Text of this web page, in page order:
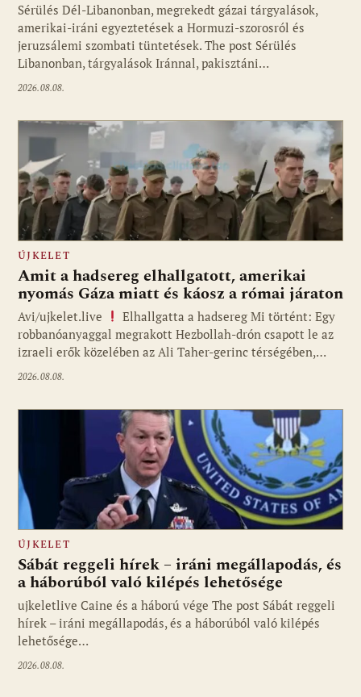
Sérülés Dél-Libanonban, megrekedt gázai tárgyalások,
amerikai-iráni egyeztetések a Hormuzi-szorosról és
jeruzsálemi szombati tüntetések. The post Sérülés
Libanonban, tárgyalások Iránnal, pakisztáni…
2026.08.08.
ÚJKELET
Amit a hadsereg elhallgatott, amerikai
nyomás Gáza miatt és káosz a római járaton
Avi/ujkelet.live
Elhallgatta a hadsereg Mi történt: Egy
robbanóanyaggal megrakott Hezbollah-drón csapott le az
izraeli erők közelében az Ali Taher-gerinc térségében,…
2026.08.08.
Fotó: ujkelet.live
ÚJKELET
Sábát reggeli hírek – iráni megállapodás, és
a háborúból való kilépés lehetősége
ujkeletlive Caine és a háború vége The post Sábát reggeli
hírek – iráni megállapodás, és a háborúból való kilépés
lehetősége…
2026.08.08.